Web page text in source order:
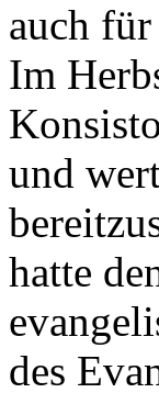
auch
Im
und
hatte
des